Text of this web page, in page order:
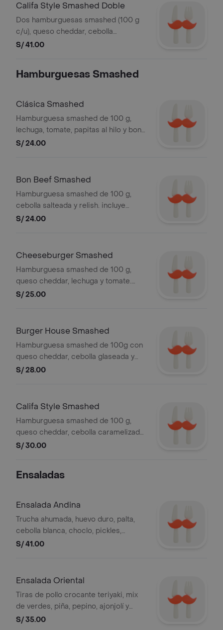
Califa Style Smashed Doble
Dos hamburguesas smashed (100 g
c/u), queso cheddar, cebolla
caramelizada, pickles, lechuga,
S/ 41.00
Hamburguesas Smashed
Clásica Smashed
Hamburguesa smashed de 100 g,
lechuga, tomate, papitas al hilo y bon
mayo. incluye ketchup y mayonesa en
S/ 24.00
Bon Beef Smashed
Hamburguesa smashed de 100 g,
cebolla salteada y relish. incluye
ketchup y mayonesa en sachet
S/ 24.00
Cheeseburger Smashed
Hamburguesa smashed de 100 g,
queso cheddar, lechuga y tomate.
incluye ketchup y mayonesa en sachet
S/ 25.00
Burger House Smashed
Hamburguesa smashed de 100g con
queso cheddar, cebolla glaseada y
salsa secreta. incluye ketchup y
S/ 28.00
Califa Style Smashed
Hamburguesa smashed de 100 g,
queso cheddar, cebolla caramelizada,
pickles, lechuga, tomate y salsa golf
S/ 30.00
Ensaladas
Ensalada Andina
Trucha ahumada, huevo duro, palta,
cebolla blanca, choclo, pickles,
rabanito y mix de verdes. vinagreta de
S/ 41.00
Ensalada Oriental
Tiras de pollo crocante teriyaki, mix
de verdes, piña, pepino, ajonjolí y
palta. salsa teriyaki
S/ 35.00